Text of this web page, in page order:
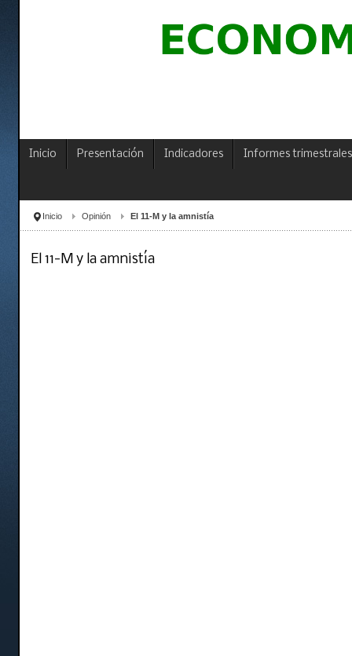
Inicio Presentación Indicadores Informes trimestrales
Inicio Opinión El 11-M y la amnistía
El 11-M y la amnistía